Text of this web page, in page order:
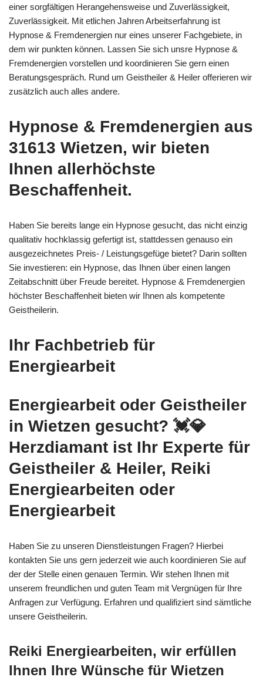
einer sorgfältigen Herangehensweise und Zuverlässigkeit,
Zuverlässigkeit. Mit etlichen Jahren Arbeitserfahrung ist
Hypnose & Fremdenergien nur eines unserer Fachgebiete, in
dem wir punkten können. Lassen Sie sich unsre Hypnose &
Fremdenergien vorstellen und koordinieren Sie gern einen
Beratungsgespräch. Rund um Geistheiler & Heiler offerieren wir
zusätzlich auch alles andere.
Hypnose & Fremdenergien aus
31613 Wietzen, wir bieten
Ihnen allerhöchste
Beschaffenheit.
Haben Sie bereits lange ein Hypnose gesucht, das nicht einzig
qualitativ hochklassig gefertigt ist, stattdessen genauso ein
ausgezeichnetes Preis- / Leistungsgefüge bietet? Darin sollten
Sie investieren: ein Hypnose, das Ihnen über einen langen
Zeitabschnitt über Freude bereitet. Hypnose & Fremdenergien
höchster Beschaffenheit bieten wir Ihnen als kompetente
Geistheilerin.
Ihr Fachbetrieb für
Energiearbeit
Energiearbeit oder Geistheiler
in Wietzen gesucht? 💓️💎
Herzdiamant ist Ihr Experte für
Geistheiler & Heiler, Reiki
Energiearbeiten oder
Energiearbeit
Haben Sie zu unseren Dienstleistungen Fragen? Hierbei
kontakten Sie uns gern jederzeit wie auch koordinieren Sie auf
der der Stelle einen genauen Termin. Wir stehen Ihnen mit
unserem freundlichen und guten Team mit Vergnügen für Ihre
Anfragen zur Verfügung. Erfahren und qualifiziert sind sämtliche
unsere Geistheilerin.
Reiki Energiearbeiten, wir erfüllen
Ihnen Ihre Wünsche für Wietzen